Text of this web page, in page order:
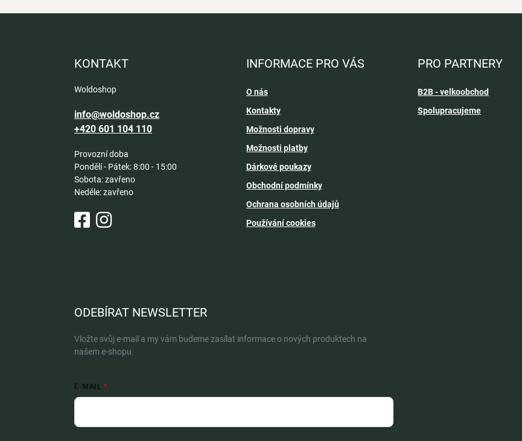
KONTAKT
Woldoshop
info@woldoshop.cz
+420 601 104 110
Provozní doba
Pondělí - Pátek: 8:00 - 15:00
Sobota: zavřeno
Neděle: zavřeno
INFORMACE PRO VÁS
O nás
Kontakty
Možnosti dopravy
Možnosti platby
Dárkové poukazy
Obchodní podmínky
Ochrana osobních údajů
Používání cookies
PRO PARTNERY
B2B - velkoobchod
Spolupracujeme
ODEBÍRAT NEWSLETTER
Vložte svůj e-mail a my vám budeme zasílat informace o nových produktech na
našem e-shopu.
E-MAIL